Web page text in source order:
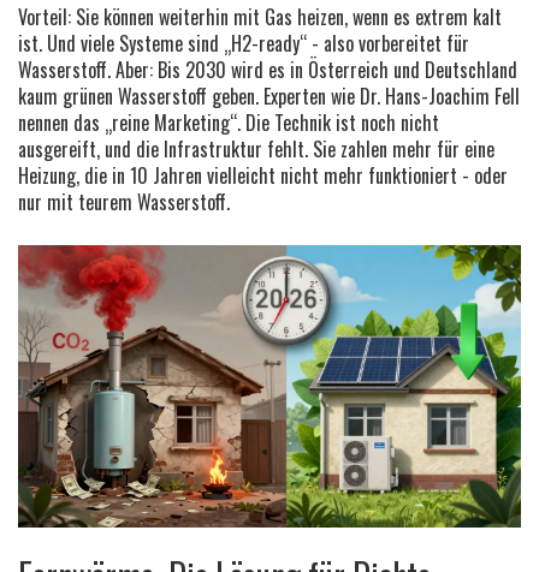
Vorteil: Sie können weiterhin mit Gas heizen, wenn es extrem kalt
ist. Und viele Systeme sind „H2-ready“ - also vorbereitet für
Wasserstoff. Aber: Bis 2030 wird es in Österreich und Deutschland
kaum grünen Wasserstoff geben. Experten wie Dr. Hans-Joachim Fell
nennen das „reine Marketing“. Die Technik ist noch nicht
ausgereift, und die Infrastruktur fehlt. Sie zahlen mehr für eine
Heizung, die in 10 Jahren vielleicht nicht mehr funktioniert - oder
nur mit teurem Wasserstoff.